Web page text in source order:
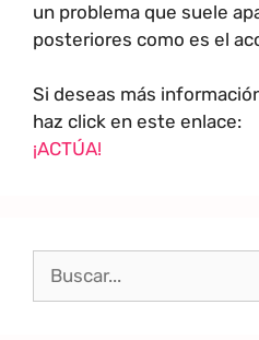
un problema que suele
posteriores como es el
Si deseas más
haz click en este enlace:
¡ACTÚA!